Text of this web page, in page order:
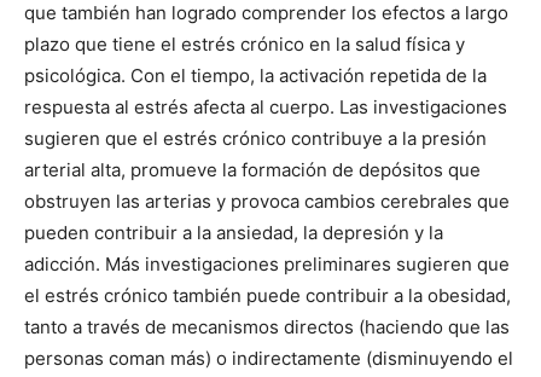
que también han logrado comprender los efectos a largo
plazo que tiene el estrés crónico en la salud física y
psicológica. Con el tiempo, la activación repetida de la
respuesta al estrés afecta al cuerpo. Las investigaciones
sugieren que el estrés crónico contribuye a la presión
arterial alta, promueve la formación de depósitos que
obstruyen las arterias y provoca cambios cerebrales que
pueden contribuir a la ansiedad, la depresión y la
adicción. Más investigaciones preliminares sugieren que
el estrés crónico también puede contribuir a la obesidad,
tanto a través de mecanismos directos (haciendo que las
personas coman más) o indirectamente (disminuyendo el